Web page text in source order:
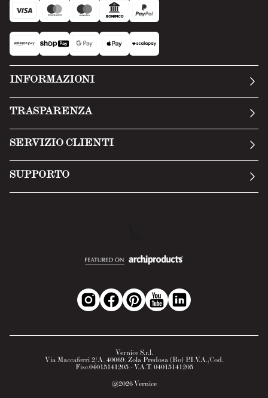
INFORMAZIONI
TRASPARENZA
Privacy Policy
SERVIZIO CLIENTI
SUPPORTO
@2026Vernice
Vernice S.r.l.
Via Maccaferri 2/A, 40069, Zola Predosa (Bo) P.I.V.A./Cod.
Fisc.04015141205 - V.A.T. 04015141205